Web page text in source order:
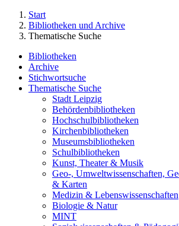
Start
Bibliotheken und Archive
Thematische Suche
Bibliotheken
Archive
Stichwortsuche
Thematische Suche
Stadt Leipzig
Behördenbibliotheken
Hochschulbibliotheken
Kirchenbibliotheken
Museumsbibliotheken
Schulbibliotheken
Kunst, Theater & Musik
Geo-, Umweltwissenschaften,
& Karten
Medizin & Lebenswissenschaften
Biologie & Natur
MINT